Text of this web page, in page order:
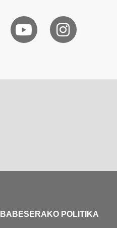
POLITIKA